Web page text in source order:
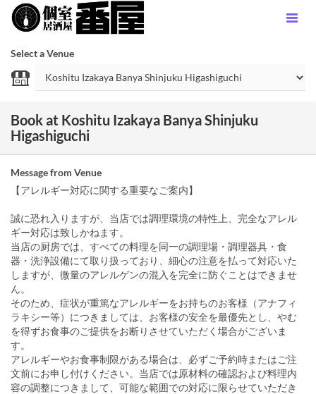
Select a Venue
Book at Koshitu Izakaya Banya Shinjuku
Higashiguchi
Message from Venue
【アレルギー対応に関する重要なご案内】
誠に恐れ入りますが、当店では調理環境の特性上、完全なアレル
ギー対応は致しかねます。
当店の厨房では、すべての料理を同一の調理場・調理器具・食
器・洗浄設備にて取り扱っており、細心の注意を払って対応いた
しますが、微量のアレルゲンの混入を完全に防ぐことはできませ
ん。
そのため、症状が重篤なアレルギーをお持ちのお客様（アナフィ
ラキシー等）につきましては、お客様の安全を最優先とし、やむ
を得ずお食事のご提供をお断りさせていただく場合がございま
す。
アレルギーやお食事制限がある場合は、必ずご予約時またはご注
文前にお申し付けください。当店では原材料の確認および料理内
容の調整につきまして、可能な範囲での対応に限らせていただき